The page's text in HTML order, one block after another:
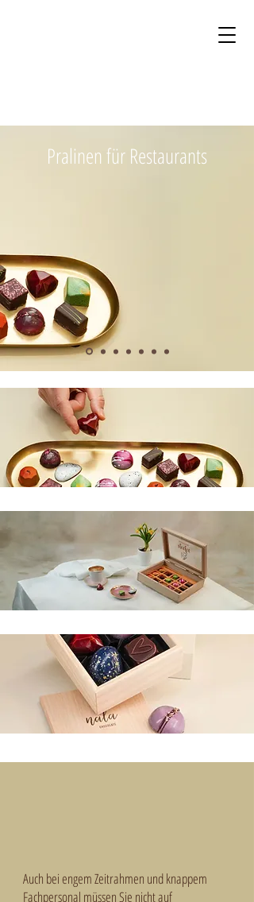
Pralinen für Restaurants
Auch bei engem Zeitrahmen und knappem
Fachpersonal müssen Sie nicht auf